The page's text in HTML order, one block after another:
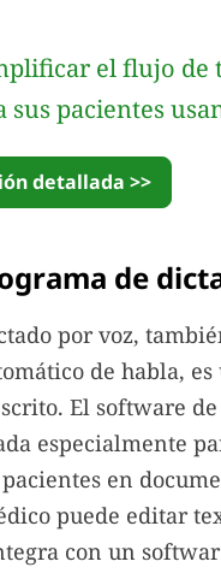
el flujo de
sus pacientes
detallada >>
de
por voz,
de habla,
El software
especialmente
en
puede editar
con un